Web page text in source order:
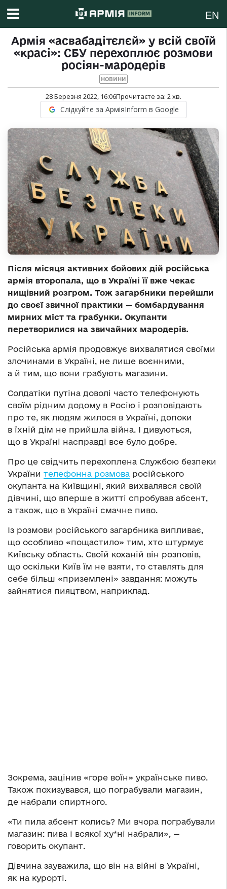
EN
Армія «асвабадітєлєй» у всій своїй
«красі»: СБУ перехоплює розмови
росіян-мародерів
НОВИНИ
28 Березня 2022, 16:06Прочитаєте за: 2хв.
Слідкуйте за АрміяInform в Google
Після місяця активних бойових дій російська
армія второпала, що в Україні її вже чекає
нищівний розгром. Тож загарбники перейшли
до своєї звичної практики — бомбардування
мирних міст та грабунки. Окупанти
перетворилися на звичайних мародерів.
Російська армія продовжує вихвалятися своїми
злочинами в Україні, не лише воєнними,
а й тим, що вони грабують магазини.
Солдатіки путіна доволі часто телефонують
своїм рідним додому в Росію і розповідають
про те, як людям жилося в Україні, допоки
в їхній дім не прийшла війна. І дивуються,
що в Україні насправді все було добре.
Про це свідчить перехоплена Службою безпеки
України телефонна розмова російського
окупанта на Київщині, який вихвалявся своїй
дівчині, що вперше в житті спробував абсент,
а також, що в Україні смачне пиво.
Із розмови російського загарбника випливає,
що особливо «пощастило» тим, хто штурмує
Київську область. Своїй коханій він розповів,
що оскільки Київ їм не взяти, то ставлять для
себе більш «приземлені» завдання: можуть
зайнятися пияцтвом, наприклад.
Зокрема, зацінив «горе воїн» українське пиво.
Також похизувався, що пограбували магазин,
де набрали спиртного.
«Ти пила абсент колись? Ми вчора пограбували
магазин: пива і всякої ху*ні набрали», —
говорить окупант.
Дівчина зауважила, що він на війні в Україні,
як на курорті.